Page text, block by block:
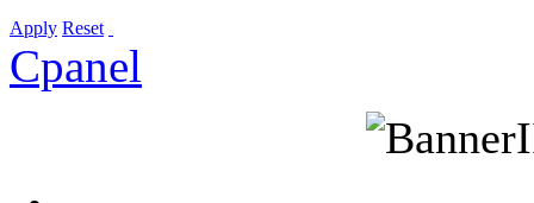
Apply Reset
Cpanel